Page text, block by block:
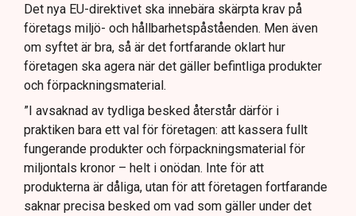
Det nya EU-direktivet ska innebära skärpta krav på
företags miljö- och hållbarhetspåståenden. Men även
om syftet är bra, så är det fortfarande oklart hur
företagen ska agera när det gäller befintliga produkter
och förpackningsmaterial.
”I avsaknad av tydliga besked återstår därför i
praktiken bara ett val för företagen: att kassera fullt
fungerande produkter och förpackningsmaterial för
miljontals kronor – helt i onödan. Inte för att
produkterna är dåliga, utan för att företagen fortfarande
saknar precisa besked om vad som gäller under det